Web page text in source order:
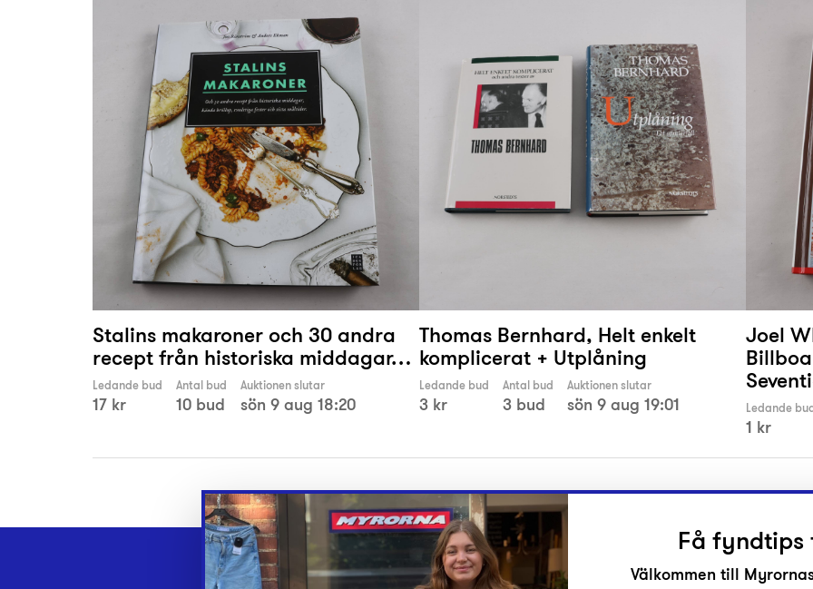
Stalins makaroner och 30 andra
recept från historiska middagar…
Ledande bud
17 kr
Antal bud
10 bud
Auktionen slutar
sön 9 aug 18:20
Thomas Bernhard, Helt enkelt
komplicerat + Utplåning
Ledande bud
3 kr
Antal bud
3 bud
Auktionen slutar
sön 9 aug 19:01
Joel
Ledande
1 kr
Få fyndtips
Välkommen till